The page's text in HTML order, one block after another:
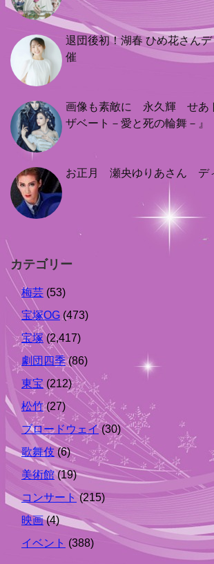
退団後初！湖春 ひめ花さん
催
画像も素敵に 永久輝 せあ
ザベート－愛と死の輪舞－』
お正月 瀬央ゆりあさん デ
カテゴリー
梅芸 (53)
宝塚OG (473)
宝塚(2,417)
劇団四季(86)
東宝 (212)
松竹(27)
ブロードウェイ(30)
歌舞伎 (6)
美術館(19)
コンサート(215)
映画(4)
イベント (388)